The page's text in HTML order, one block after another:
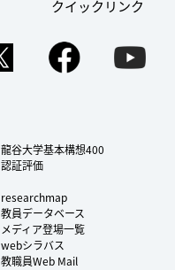
クイックリンク
Twitter
龍谷大学基本構想400
認証評価
researchmap
教員データベース
メディア登場一覧
webシラバス
教職員Web Mail